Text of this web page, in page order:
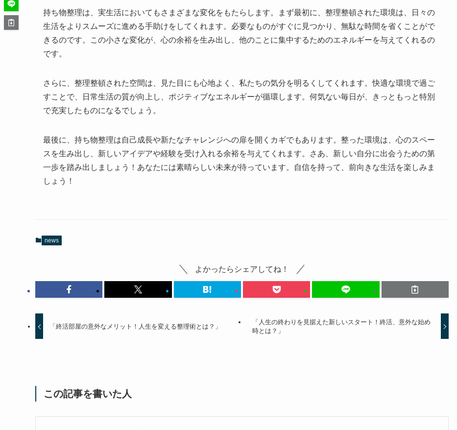
持ち物整理は、実生活においてもさまざまな変化をもたらします。まず最初に、整理整頓された環境は、日々の
生活をよりスムーズに進める手助けをしてくれます。必要なものがすぐに見つかり、無駄な時間を省くことがで
きるのです。この小さな変化が、心の余裕を生み出し、他のことに集中するためのエネルギーを与えてくれるの
です。
さらに、整理整頓された空間は、見た目にも心地よく、私たちの気分を明るくしてくれます。快適な環境で過ご
すことで、日常生活の質が向上し、ポジティブなエネルギーが循環します。何気ない毎日が、きっともっと特別
で充実したものになるでしょう。
最後に、持ち物整理は自己成長や新たなチャレンジへの扉を開くカギでもあります。整った環境は、心のスペー
スを生み出し、新しいアイデアや経験を受け入れる余裕を与えてくれます。さあ、新しい自分に出会うための第
一歩を踏み出しましょう！あなたには素晴らしい未来が待っています。自信を持って、前向きな生活を楽しみま
しょう！
news
よかったらシェアしてね！
「終活部屋の意外なメリット！人生を変える整理術とは？」
「人生の終わりを見据えた新しいスタート！終活、意外な始め
時とは？」
この記事を書いた人